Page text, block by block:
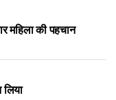
महिला की पहचान